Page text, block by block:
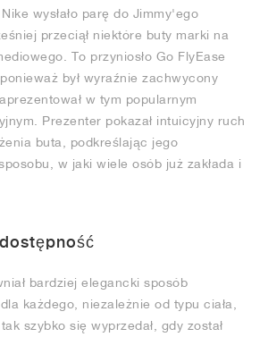
wysłało parę do Jimmy'ego
przeciął niektóre buty marki na
To przyniosło Go FlyEase
był wyraźnie zachwycony
w tym popularnym
Prezenter pokazał intuicyjny ruch
buta, podkreślając jego
w jaki wiele osób już zakłada i
bardziej elegancki sposób
każdego, niezależnie od typu ciała,
szybko się wyprzedał, gdy został